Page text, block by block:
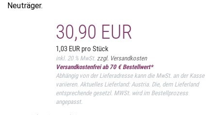
Neuträger.
30,90 EUR
1,03 EUR pro Stück
inkl. 20 % MwSt. zzgl. Versandkosten
Versandkostenfrei ab 70 € Bestellwert*
Abhängig von der Lieferadresse kann die MwSt. an der Kasse
variieren. Aktuelles Lieferland: Austria. Die, dem Lieferland
entsprechende gesetzl. MWSt. wird im Bestellprozess
angepasst.